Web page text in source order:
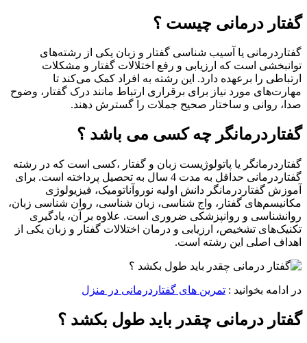
گفتار درمانی چیست ؟
گفتاردرمانی یا آسیب شناسی گفتار و زبان یکی از رشته‌های
توانبخشی است که ارزیابی و رفع اختلالات گفتار و مشکلات
ارتباطی را برعهده دارد. این رشته به افراد کمک می‌کند تا
مهارت‌های مورد نیاز برای برقراری ارتباط مانند درک گفتار، وضوح
صدا، روانی و ساختار صحیح جملات را گسترش دهند.
گفتاردرمانگر چه کسی می باشد ؟
گفتاردرمانگر یا پاتولوژیست زبان و گفتار ،کسی است که در رشته
گفتاردرمانی حداقل به مدت 4 سال به تحصیل پرداخته است. برای
آموزش گفتاردرمانگر دانش اولیه نوروآناتومیک، فیزیولوژی
مکانیسم‌های گفتار، واج شناسی، زبان شناسی، روان شناسی زبان،
روانشناسی و روانپزشکی ضروری است. علاوه بر آن، یادگیری
تکنیک‌های تشخیص، ارزیابی و درمان اختلالات گفتار و زبان یکی از
اهداف اصلی این رشته است.
در ادامه بخوانید : تمرین های گفتاردرمانی در منزل
گفتار درمانی چقدر باید طول بکشد ؟